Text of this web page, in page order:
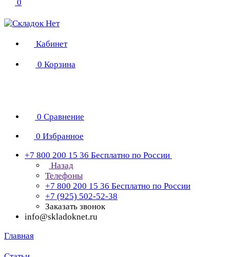
0
Кабинет
0 Корзина
0 Сравнение
0 Избранное
+7 800 200 15 36 Бесплатно по России
Назад
Телефоны
+7 800 200 15 36 Бесплатно по России
+7 (925) 502-52-38
Заказать звонок
info@skladoknet.ru
Главная